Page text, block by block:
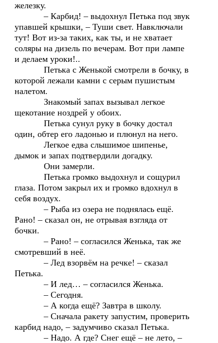
железку.
– Карбид! – выдохнул Петька под звук
упавшей крышки, – Туши свет. Навключали
тут! Вот из-за таких, как ты, и не хватает
соляры на дизель по вечерам. Вот при лампе
и делаем уроки!..
Петька с Женькой смотрели в бочку, в
которой лежали камни с серым пушистым
налетом.
Знакомый запах вызывал легкое
щекотание ноздрей у обоих.
Петька сунул руку в бочку достал
один, обтер его ладонью и плюнул на него.
Легкое едва слышимое шипенье,
дымок и запах подтвердили догадку.
Они замерли.
Петька громко выдохнул и сощурил
глаза. Потом закрыл их и громко вдохнул в
себя воздух.
– Рыба из озера не поднялась ещё.
Рано! – сказал он, не отрывая взгляда от
бочки.
– Рано! – согласился Женька, так же
смотревший в неё.
– Лед взорвём на речке! – сказал
Петька.
– И лед… – согласился Женька.
– Сегодня.
– А когда ещё? Завтра в школу.
– Сначала ракету запустим, проверить
карбид надо, – задумчиво сказал Петька.
– Надо. А где? Снег ещё – не лето, –